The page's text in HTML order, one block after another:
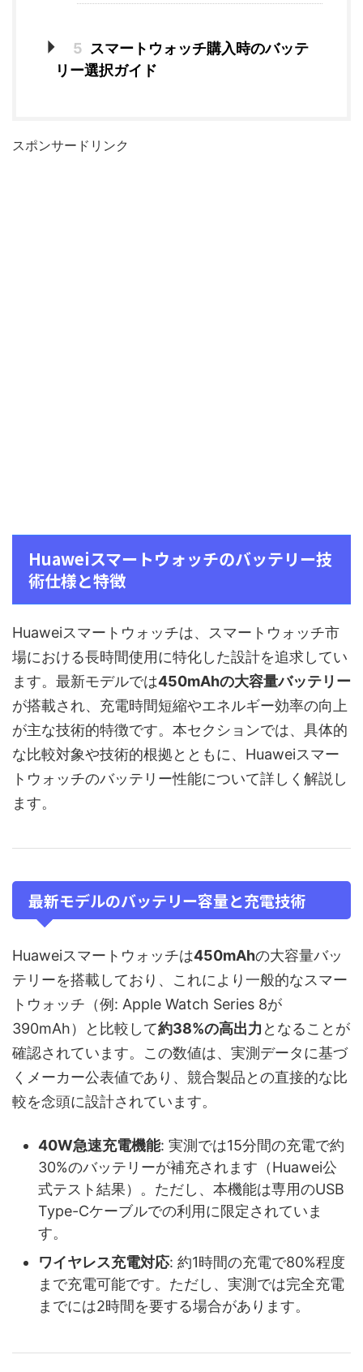
5 スマートウォッチ購入時のバッテ
リー選択ガイド
スポンサードリンク
Huaweiスマートウォッチのバッテリー技
術仕様と特徴
Huaweiスマートウォッチは、スマートウォッチ市
場における長時間使用に特化した設計を追求してい
ます。最新モデルでは450mAhの大容量バッテリー
が搭載され、充電時間短縮やエネルギー効率の向上
が主な技術的特徴です。本セクションでは、具体的
な比較対象や技術的根拠とともに、Huaweiスマー
トウォッチのバッテリー性能について詳しく解説し
ます。
最新モデルのバッテリー容量と充電技術
Huaweiスマートウォッチは450mAhの大容量バッ
テリーを搭載しており、これにより一般的なスマー
トウォッチ（例: Apple Watch Series 8が
390mAh）と比較して約38%の高出力 となることが
確認されています。この数値は、実測データに基づ
くメーカー公表値であり、競合製品との直接的な比
較を念頭に設計されています。
40W急速充電機能: 実測では15分間の充電で約
30%のバッテリーが補充されます（Huawei公
式テスト結果）。ただし、本機能は専用のUSB
Type-Cケーブルでの利用に限定されていま
す。
ワイヤレス充電対応: 約1時間の充電で80%程度
まで充電可能です。ただし、実測では完全充電
までには2時間を要する場合があります。